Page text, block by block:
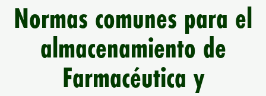
Normas comunes para el
almacenamiento de
Farmacéutica y